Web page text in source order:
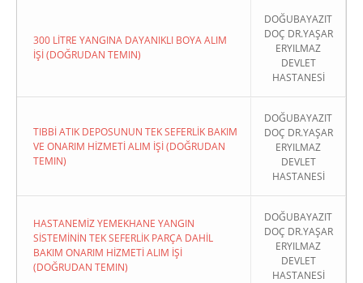
300 LİTRE YANGINA DAYANIKLI BOYA ALIM
İŞİ (DOĞRUDAN TEMIN)
DOĞUBAYAZIT
DOÇ DR.YAŞAR
ERYILMAZ
DEVLET
HASTANESİ
TIBBİ ATIK DEPOSUNUN TEK SEFERLİK BAKIM
VE ONARIM HİZMETİ ALIM İŞİ (DOĞRUDAN
TEMIN)
DOĞUBAYAZIT
DOÇ DR.YAŞAR
ERYILMAZ
DEVLET
HASTANESİ
HASTANEMİZ YEMEKHANE YANGIN
SİSTEMİNİN TEK SEFERLİK PARÇA DAHİL
BAKIM ONARIM HİZMETİ ALIM İŞİ
(DOĞRUDAN TEMIN)
DOĞUBAYAZIT
DOÇ DR.YAŞAR
ERYILMAZ
DEVLET
HASTANESİ